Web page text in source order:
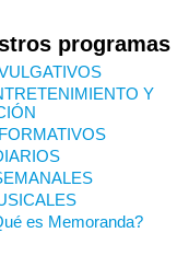
programas
Y
es Memoranda?